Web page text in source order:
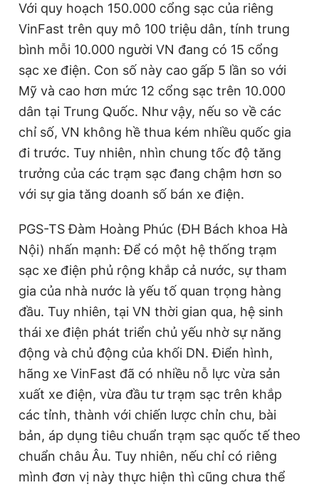
Với quy hoạch 150.000 cổng sạc của riêng
VinFast trên quy mô 100 triệu dân, tính trung
bình mỗi 10.000 người VN đang có 15 cổng
sạc xe điện. Con số này cao gấp 5 lần so với
Mỹ và cao hơn mức 12 cổng sạc trên 10.000
dân tại Trung Quốc. Như vậy, nếu so về các
chỉ số, VN không hề thua kém nhiều quốc gia
đi trước. Tuy nhiên, nhìn chung tốc độ tăng
trưởng của các trạm sạc đang chậm hơn so
với sự gia tăng doanh số bán xe điện.
PGS-TS Đàm Hoàng Phúc (ĐH Bách khoa Hà
Nội) nhấn mạnh: Để có một hệ thống trạm
sạc xe điện phủ rộng khắp cả nước, sự tham
gia của nhà nước là yếu tố quan trọng hàng
đầu. Tuy nhiên, tại VN thời gian qua, hệ sinh
thái xe điện phát triển chủ yếu nhờ sự năng
động và chủ động của khối DN. Điển hình,
hãng xe VinFast đã có nhiều nỗ lực vừa sản
xuất xe điện, vừa đầu tư trạm sạc trên khắp
các tỉnh, thành với chiến lược chỉn chu, bài
bản, áp dụng tiêu chuẩn trạm sạc quốc tế theo
chuẩn châu Âu. Tuy nhiên, nếu chỉ có riêng
mình đơn vị này thực hiện thì cũng chưa thể